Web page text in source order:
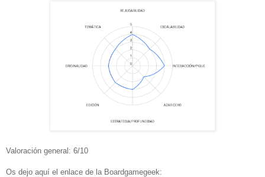
Valoración general: 6/10
Os dejo aquí el enlace de la Boardgamegeek: